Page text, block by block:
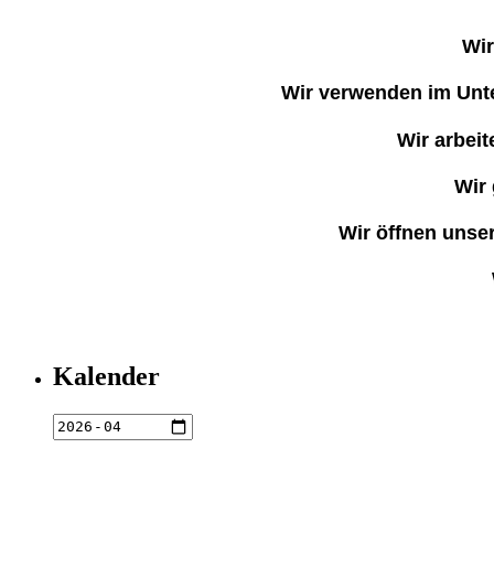
Wir verwenden im
Wir
Wir
Wir öffnen
Kalender